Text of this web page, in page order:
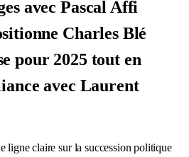
avec Pascal Affi
Charles Blé
pour 2025 tout en
avec Laurent
ligne claire sur la succession politique